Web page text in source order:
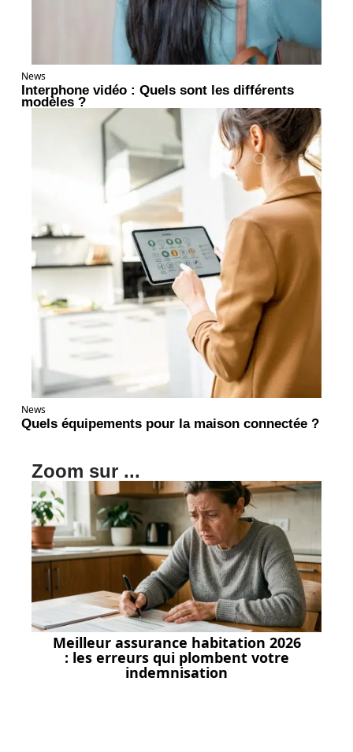
News
Interphone vidéo : Quels sont les différents
modèles ?
News
Quels équipements pour la maison connectée ?
Zoom sur ...
Meilleur assurance habitation 2026
: les erreurs qui plombent votre
indemnisation